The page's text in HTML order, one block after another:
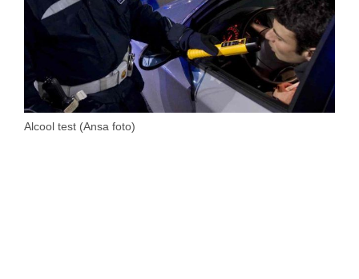
Alcool test (Ansa foto)